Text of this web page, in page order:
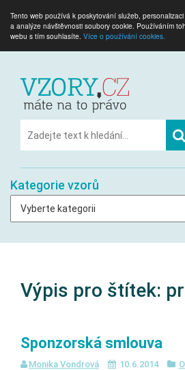
Tento web používá k poskytování služeb, personalizaci
a analýze návštěvnosti soubory cookie. Používáním
webu s tím souhlasíte. Více o používání cookies.
Kategorie vzorů
Výpis pro štítek:
Sponzorská smlouva
Monika Vondrová 10.6.2014